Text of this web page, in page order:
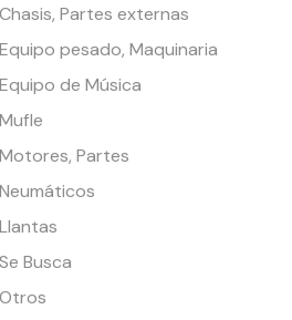
Partes externas
pesado, Maquinaria
de Música
Partes
Busca